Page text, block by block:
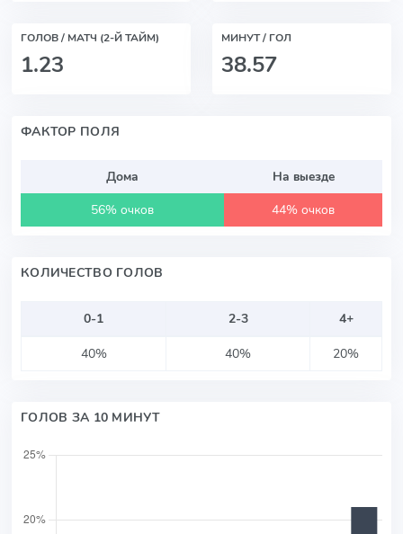
ГОЛОВ / МАТЧ (2-Й ТАЙМ)
1.23
МИНУТ / ГОЛ
38.57
ФАКТОР ПОЛЯ
Дома
На выезде
56% очков
44% очков
КОЛИЧЕСТВО ГОЛОВ
0-1 2-3
4+
40%
40% 20%
ГОЛОВ ЗА 10 МИНУТ